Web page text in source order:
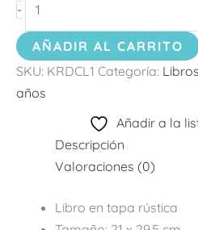
-
AÑADIR AL CARRITO
SKU: KRDCL1 Categoría:
años
Añadir a la
Descripción
Valoraciones (0)
Libro en tapa rústica